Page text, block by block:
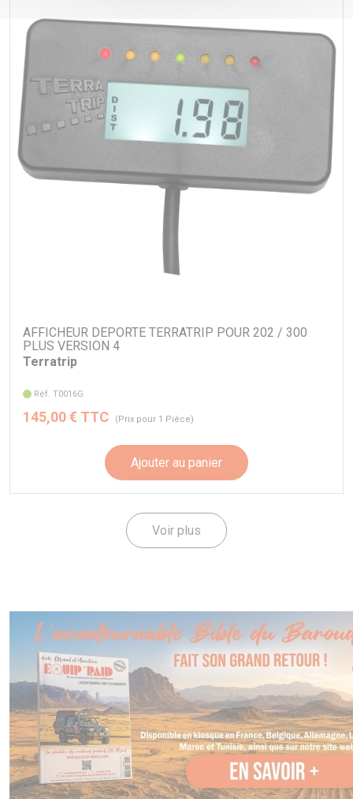
AFFICHEUR DEPORTE TERRATRIP POUR 202 / 300
PLUS VERSION 4
Terratrip
Réf. T0016G
145,00 € TTC (Prix pour 1 Pièce)
Ajouter au panier
Voir plus